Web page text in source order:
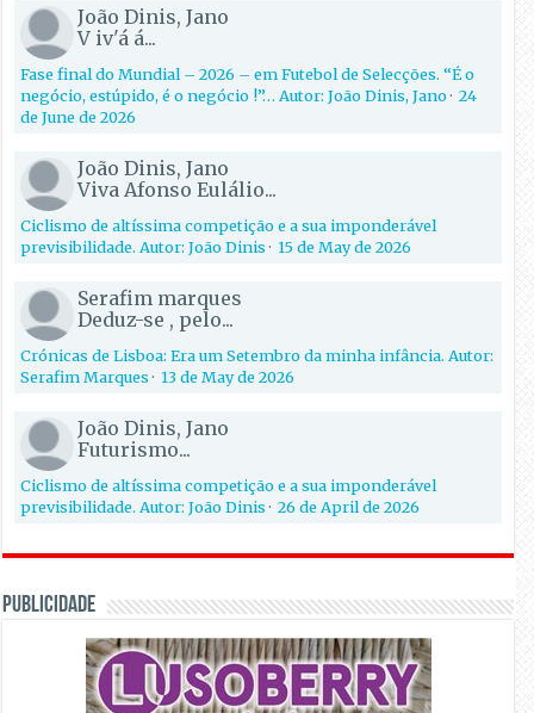
João Dinis, Jano
V iv'á á...
Fase final do Mundial – 2026 – em Futebol de Selecções. “É o
negócio, estúpido, é o negócio !”… Autor: João Dinis, Jano·24
de June de 2026
João Dinis, Jano
Viva Afonso Eulálio...
Ciclismo de altíssima competição e a sua imponderável
previsibilidade. Autor: João Dinis·15 de May de 2026
Serafim marques
Deduz-se , pelo...
Crónicas de Lisboa: Era um Setembro da minha infância. Autor:
Serafim Marques·13 de May de 2026
João Dinis, Jano
Futurismo...
Ciclismo de altíssima competição e a sua imponderável
previsibilidade. Autor: João Dinis·26 de April de 2026
PUBLICIDADE